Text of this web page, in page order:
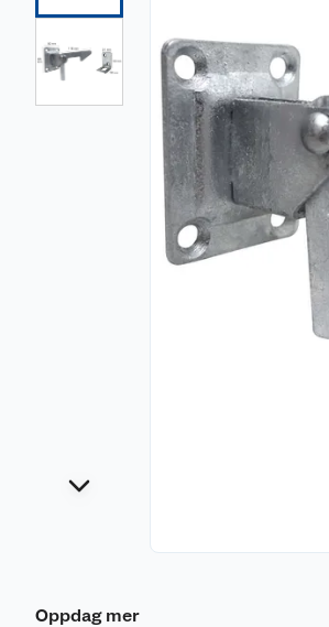
Oppdag mer